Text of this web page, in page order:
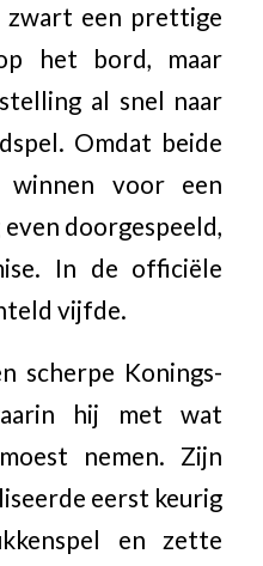
zwart een prettige
het bord, maar
al snel naar
Omdat beide
winnen voor een
doorgespeeld,
In de officiële
vijfde.
scherpe Konings-
hij met wat
nemen. Zijn
eerst keurig
en zette